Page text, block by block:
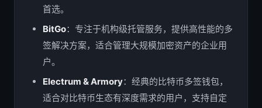
首选。
BitGo：专注于机构级托管服务，提供高性能的多
签解决方案，适合管理大规模加密资产的企业用
户。
Electrum & Armory：经典的比特币多签钱包，
适合对比特币生态有深度需求的用户，支持自定